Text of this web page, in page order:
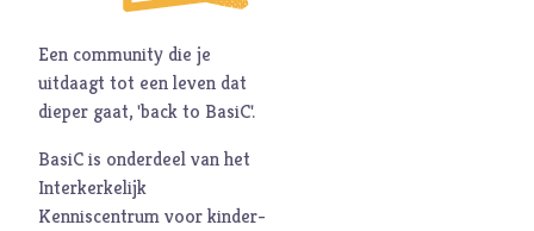
Israël
J
Jezus
Jodendom
Kerst
Keuzes
Een community die je
uitdaagt tot een leven dat
dieper gaat, 'back to BasiC'.
BasiC is onderdeel van het
Interkerkelijk
Kenniscentrum voor kinder-